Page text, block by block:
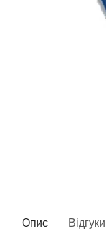
Опис Відгуки